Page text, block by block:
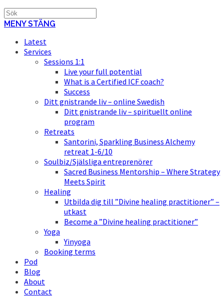
MENY STÄNG
Latest
Services
Sessions 1:1
Live your full potential
What is a Certified ICF coach?
Success
Ditt gnistrande liv – online Swedish
Ditt gnistrande liv – spirituellt online
program
Retreats
Santorini, Sparkling Business Alchemy
retreat 1-6/10
Soulbiz/Själsliga entreprenörer
Sacred Business Mentorship – Where Strategy
Meets Spirit
Healing
Utbilda dig till ”Divine healing practitioner” –
utkast
Become a ”Divine healing practitioner”
Yoga
Yinyoga
Booking terms
Pod
Blog
About
Contact